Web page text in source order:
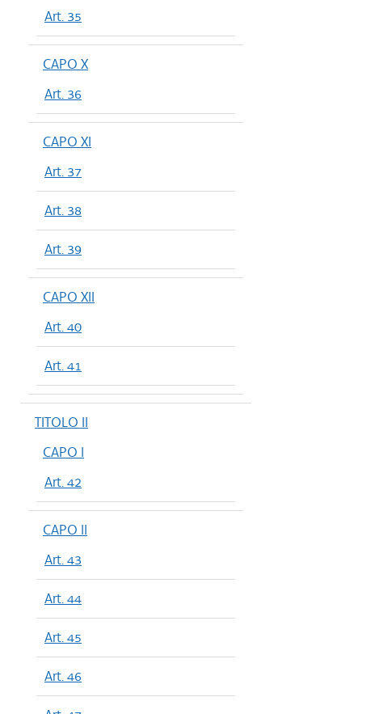
Art. 35
CAPO X
Art. 36
CAPO XI
Art. 37
Art. 38
Art. 39
CAPO XII
Art. 40
Art. 41
TITOLO II
CAPO I
Art. 42
CAPO II
Art. 43
Art. 44
Art. 45
Art. 46